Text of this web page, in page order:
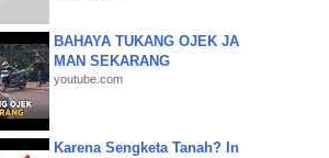
BAHAYA TUKANG OJEK JA
MAN SEKARANG
youtube.com
Karena Sengketa Tanah? In